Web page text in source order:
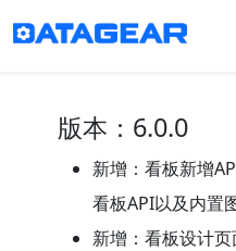
版本：6.0.0
新增：看板新增
看板API以及内置
新增：看板设计